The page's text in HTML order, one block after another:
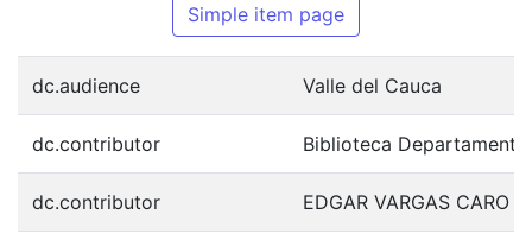
Simple item page
dc.audience Valle del Cauca
dc.contributor Biblioteca
dc.contributor EDGAR VARGAS CARO